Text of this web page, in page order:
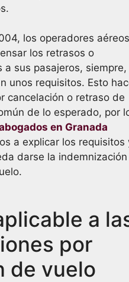
los operadores aéreos
los retrasos o
a sus pasajeros, siempre,
unos requisitos. Esto
cancelación o retraso de
de lo esperado, por
en Granada
a explicar los requisitos
darse la indemnización
a
por
de vuelo